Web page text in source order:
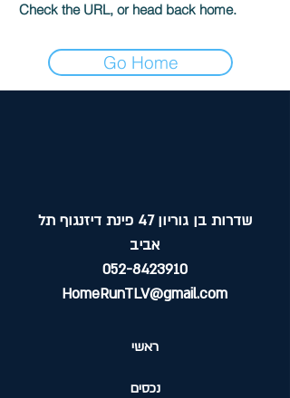
Check the URL, or head back home.
Go Home
שדרות בן גוריון 47 פינת דיזנגוף תל
אביב
052-8423910
HomeRunTLV@gmail.com
ראשי
נכסים